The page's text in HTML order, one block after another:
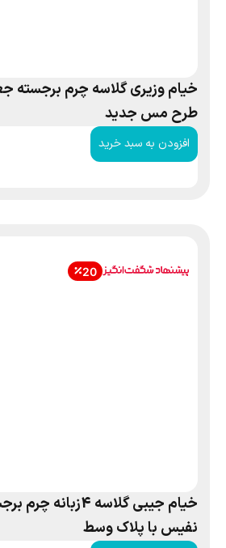
خیام وزیری گلاسه چرم برجسته
طرح مس جدید
افزودن به سبد خرید
20
خیام جیبی گلاسه
نفیس با پلاک وسط